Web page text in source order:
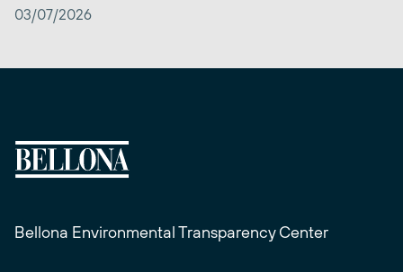
03/07/2026
Bellona Environmental Transparency Center